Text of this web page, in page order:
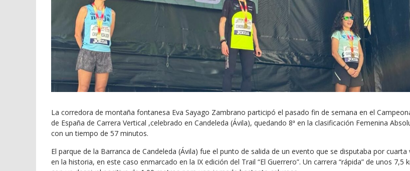
La corredora de montaña fontanesa Eva Sayago Zambrano participó el pasado fin de semana en el
de España de Carrera Vertical ,celebrado en Candeleda (Ávila), quedando 8ª en la clasificación Femenina
con un tiempo de 57 minutos.
El parque de la Barranca de Candeleda (Ávila) fue el punto de salida de un evento que se disputaba por cuarta
en la historia, en este caso enmarcado en la IX edición del Trail “El Guerrero”. Un carrera “rápida” de unos 7,5